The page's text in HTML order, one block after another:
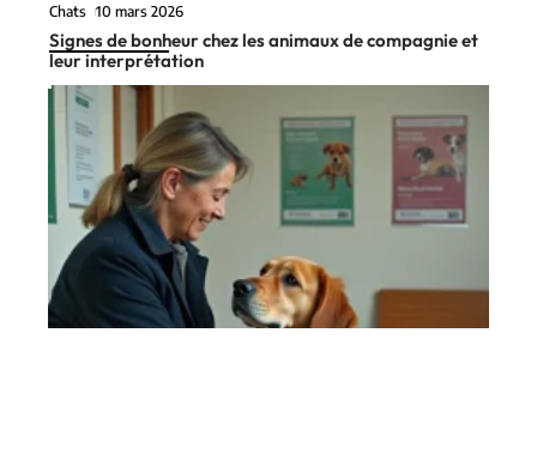
Chats 10 mars 2026
Signes de bonheur chez les animaux de compagnie et
leur interprétation